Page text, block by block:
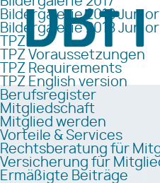
Bildergalerie 2018 Junior I
Bildergalerie 2018 Junior
TPZ
TPZ Voraussetzungen
TPZ Requirements
TPZ English version
Berufsregister
Mitgliedschaft
Mitglied werden
Vorteile & Services
Rechtsberatung für
Versicherung für
Ermäßigte Beiträge